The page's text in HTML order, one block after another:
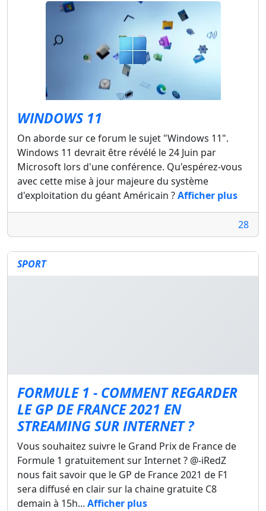
WINDOWS 11
On aborde sur ce forum le sujet "Windows 11".
Windows 11 devrait être révélé le 24 Juin par
Microsoft lors d'une conférence. Qu'espérez-vous
avec cette mise à jour majeure du système
d'exploitation du géant Américain ?Afficher plus
28
SPORT
FORMULE 1 - COMMENT REGARDER
LE GP DE FRANCE 2021 EN
STREAMING SUR INTERNET ?
Vous souhaitez suivre le Grand Prix de France de
Formule 1 gratuitement sur Internet ? @-iRedZ
nous fait savoir que le GP de France 2021 de F1
sera diffusé en clair sur la chaine gratuite C8
demain à 15h... Afficher plus